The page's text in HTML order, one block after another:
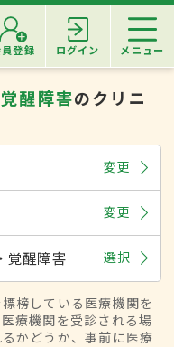
登録 ログイン メニュー
醒障害のクリニ
変更
変更
覚醒障害 選択
榜している医療機関を
療機関を受診される場
かどうか、事前に医療